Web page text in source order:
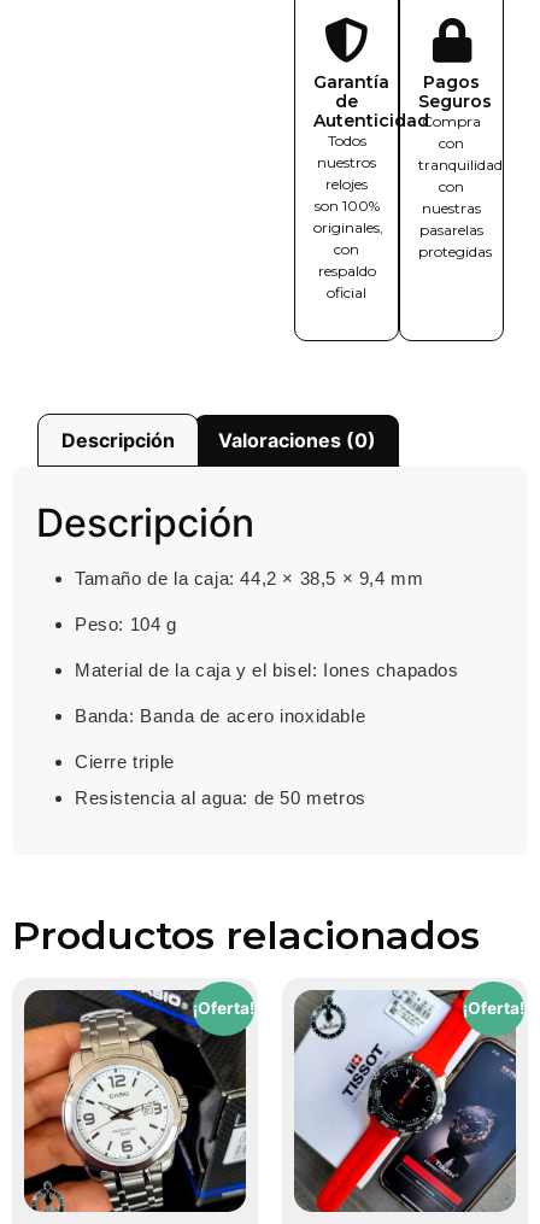
Garantía
de
Autenticidad
Todos
nuestros
relojes
son 100%
originales,
con
respaldo
oficial
Pagos
Seguros
Compra
con
tranquilidad
con
nuestras
pasarelas
protegidas
Descripción Valoraciones (0)
Descripción
Tamaño de la caja: 44,2 × 38,5 × 9,4 mm
Peso: 104 g
Material de la caja y el bisel: Iones chapados
Banda: Banda de acero inoxidable
Cierre triple
Resistencia al agua: de 50 metros
Productos relacionados
¡Oferta! ¡Oferta!